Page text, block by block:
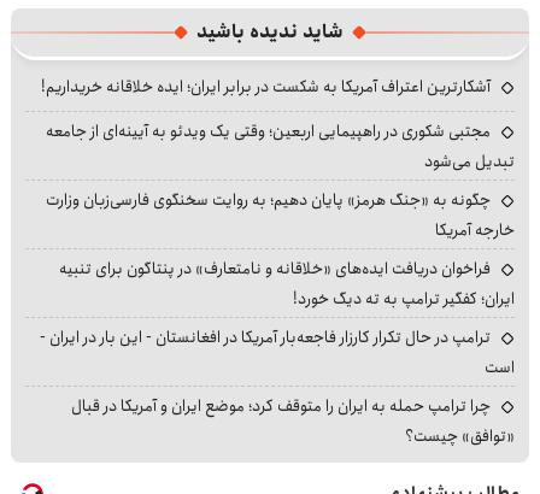
شاید ندیده باشید
آشکارترین اعتراف آمریکا به شکست در برابر ایران؛ ایده خلاقانه خریداریم!
مجتبی شکوری در راهپیمایی اربعین؛ وقتی یک ویدئو به آیینه‌ای از جامعه
تبدیل می‌شود
چگونه به «جنگ هرمز» پایان دهیم؛ به روایت سخنگوی فارسی‌زبان وزارت
خارجه آمریکا
فراخوان دریافت ایده‌های «خلاقانه و نامتعارف» در پنتاگون برای تنبیه
ایران؛ کفگیر ترامپ به ته دیگ خورد!
ترامپ در حال تکرار کارزار فاجعه‌بار آمریکا در افغانستان - این بار در ایران -
است
چرا ترامپ حمله به ایران را متوقف کرد؛ موضع ایران و آمریکا در قبال
«توافق» چیست؟